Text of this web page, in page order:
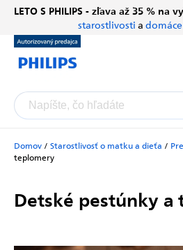
Prejsť
obsah
LETO S PHILIPS - zľava až 35 % na
starostlivosti a
Domov / Starostlivosť o matku a dieťa /
teplomery
Detské pestúnky a
Chatbot Filip
Autorizovaný predajce